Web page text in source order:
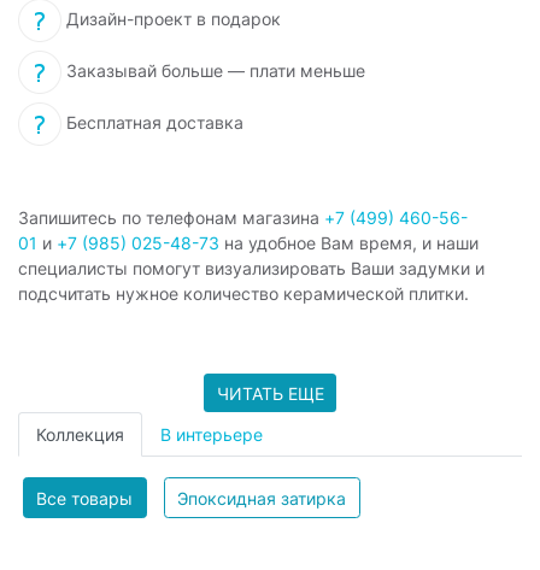
Дизайн-проект в подарок
Заказывай больше — плати меньше
Бесплатная доставка
Запишитесь по телефонам магазина +7 (499) 460-56-
01 и +7 (985) 025-48-73 на удобное Вам время, и наши
специалисты помогут визуализировать Ваши задумки и
подсчитать нужное количество керамической плитки.
ЧИТАТЬ ЕЩЕ
Коллекция В интерьере
Все товары Эпоксидная затирка